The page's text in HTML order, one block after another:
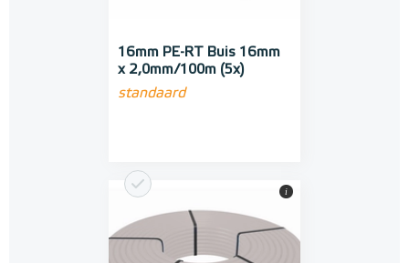
16mm PE-RT Buis 16mm
x 2,0mm/100m (5x)
standaard
i